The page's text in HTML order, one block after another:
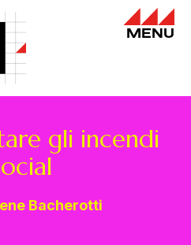
MENU
gli incendi
Bacherotti